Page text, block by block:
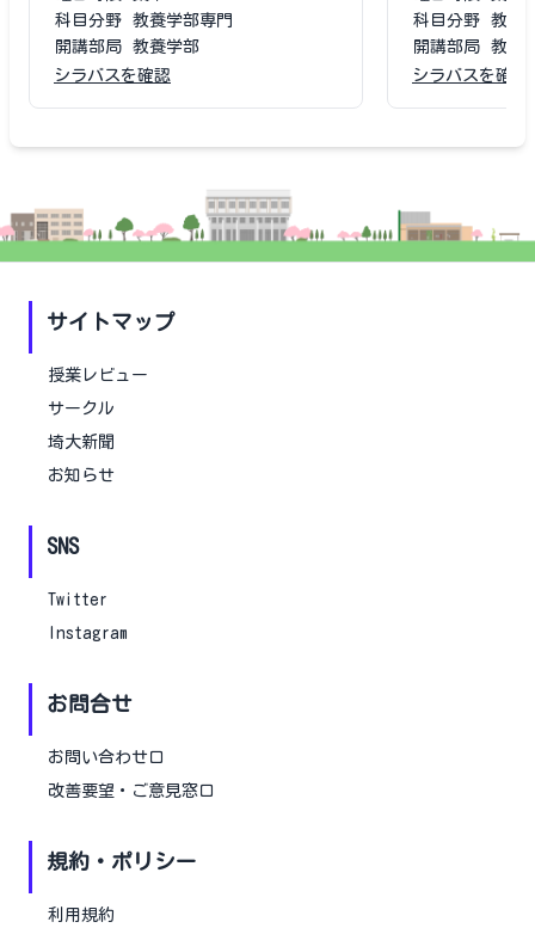
科目分野
教養学部専門
開講部局
教養学部
シラバスを確認
科目分野
教養
開講部局
教養
シラバスを確認
サイトマップ
授業レビュー
サークル
埼大新聞
お知らせ
SNS
Twitter
Instagram
お問合せ
お問い合わせ口
改善要望・ご意見窓口
規約・ポリシー
利用規約